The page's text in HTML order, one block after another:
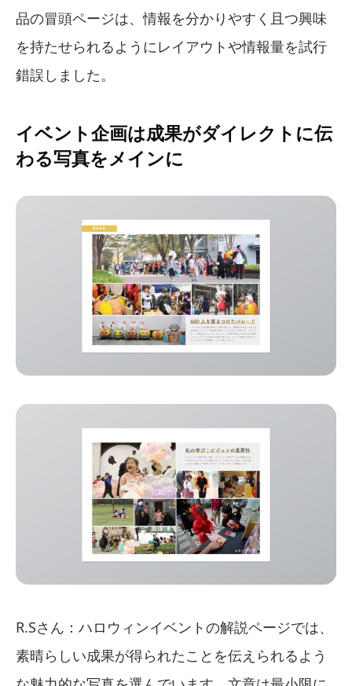
品の冒頭ページは、情報を分かりやすく且つ興味
を持たせられるようにレイアウトや情報量を試行
錯誤しました。
イベント企画は成果がダイレクトに伝
わる写真をメインに
R.Sさん：ハロウィンイベントの解説ページでは、
素晴らしい成果が得られたことを伝えられるよう